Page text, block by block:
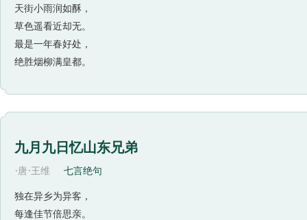
天街小雨润如酥，
草色遥看近却无。
最是一年春好处，
绝胜烟柳满皇都。
九月九日忆山东兄弟
·唐·王维 七言绝句
独在异乡为异客，
每逢佳节倍思亲。